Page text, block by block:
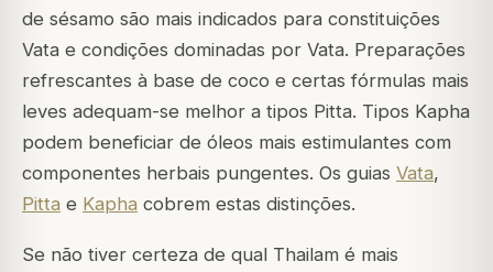
de sésamo são mais indicados para constituições
Vata e condições dominadas por Vata. Preparações
refrescantes à base de coco e certas fórmulas mais
leves adequam-se melhor a tipos Pitta. Tipos Kapha
podem beneficiar de óleos mais estimulantes com
componentes herbais pungentes. Os guias Vata,
Pitta e Kapha cobrem estas distinções.
Se não tiver certeza de qual Thailam é mais